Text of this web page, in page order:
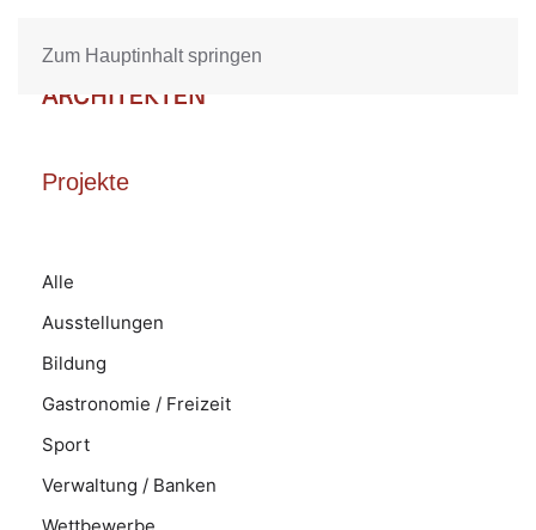
Zum Hauptinhalt springen
Projekte
Alle
Ausstellungen
Bildung
Gastronomie / Freizeit
Sport
Verwaltung / Banken